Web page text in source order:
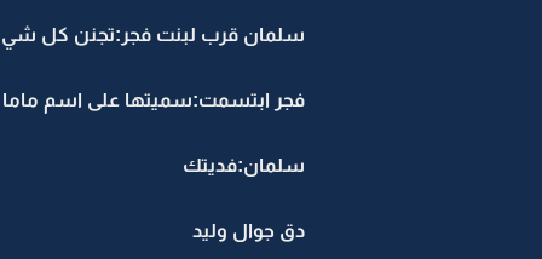
سلمان قرب لبنت فجر:تجنن كل
فجر ابتسمت:سميتها على اسم ماما
سلمان:فديتك
دق جوال وليد